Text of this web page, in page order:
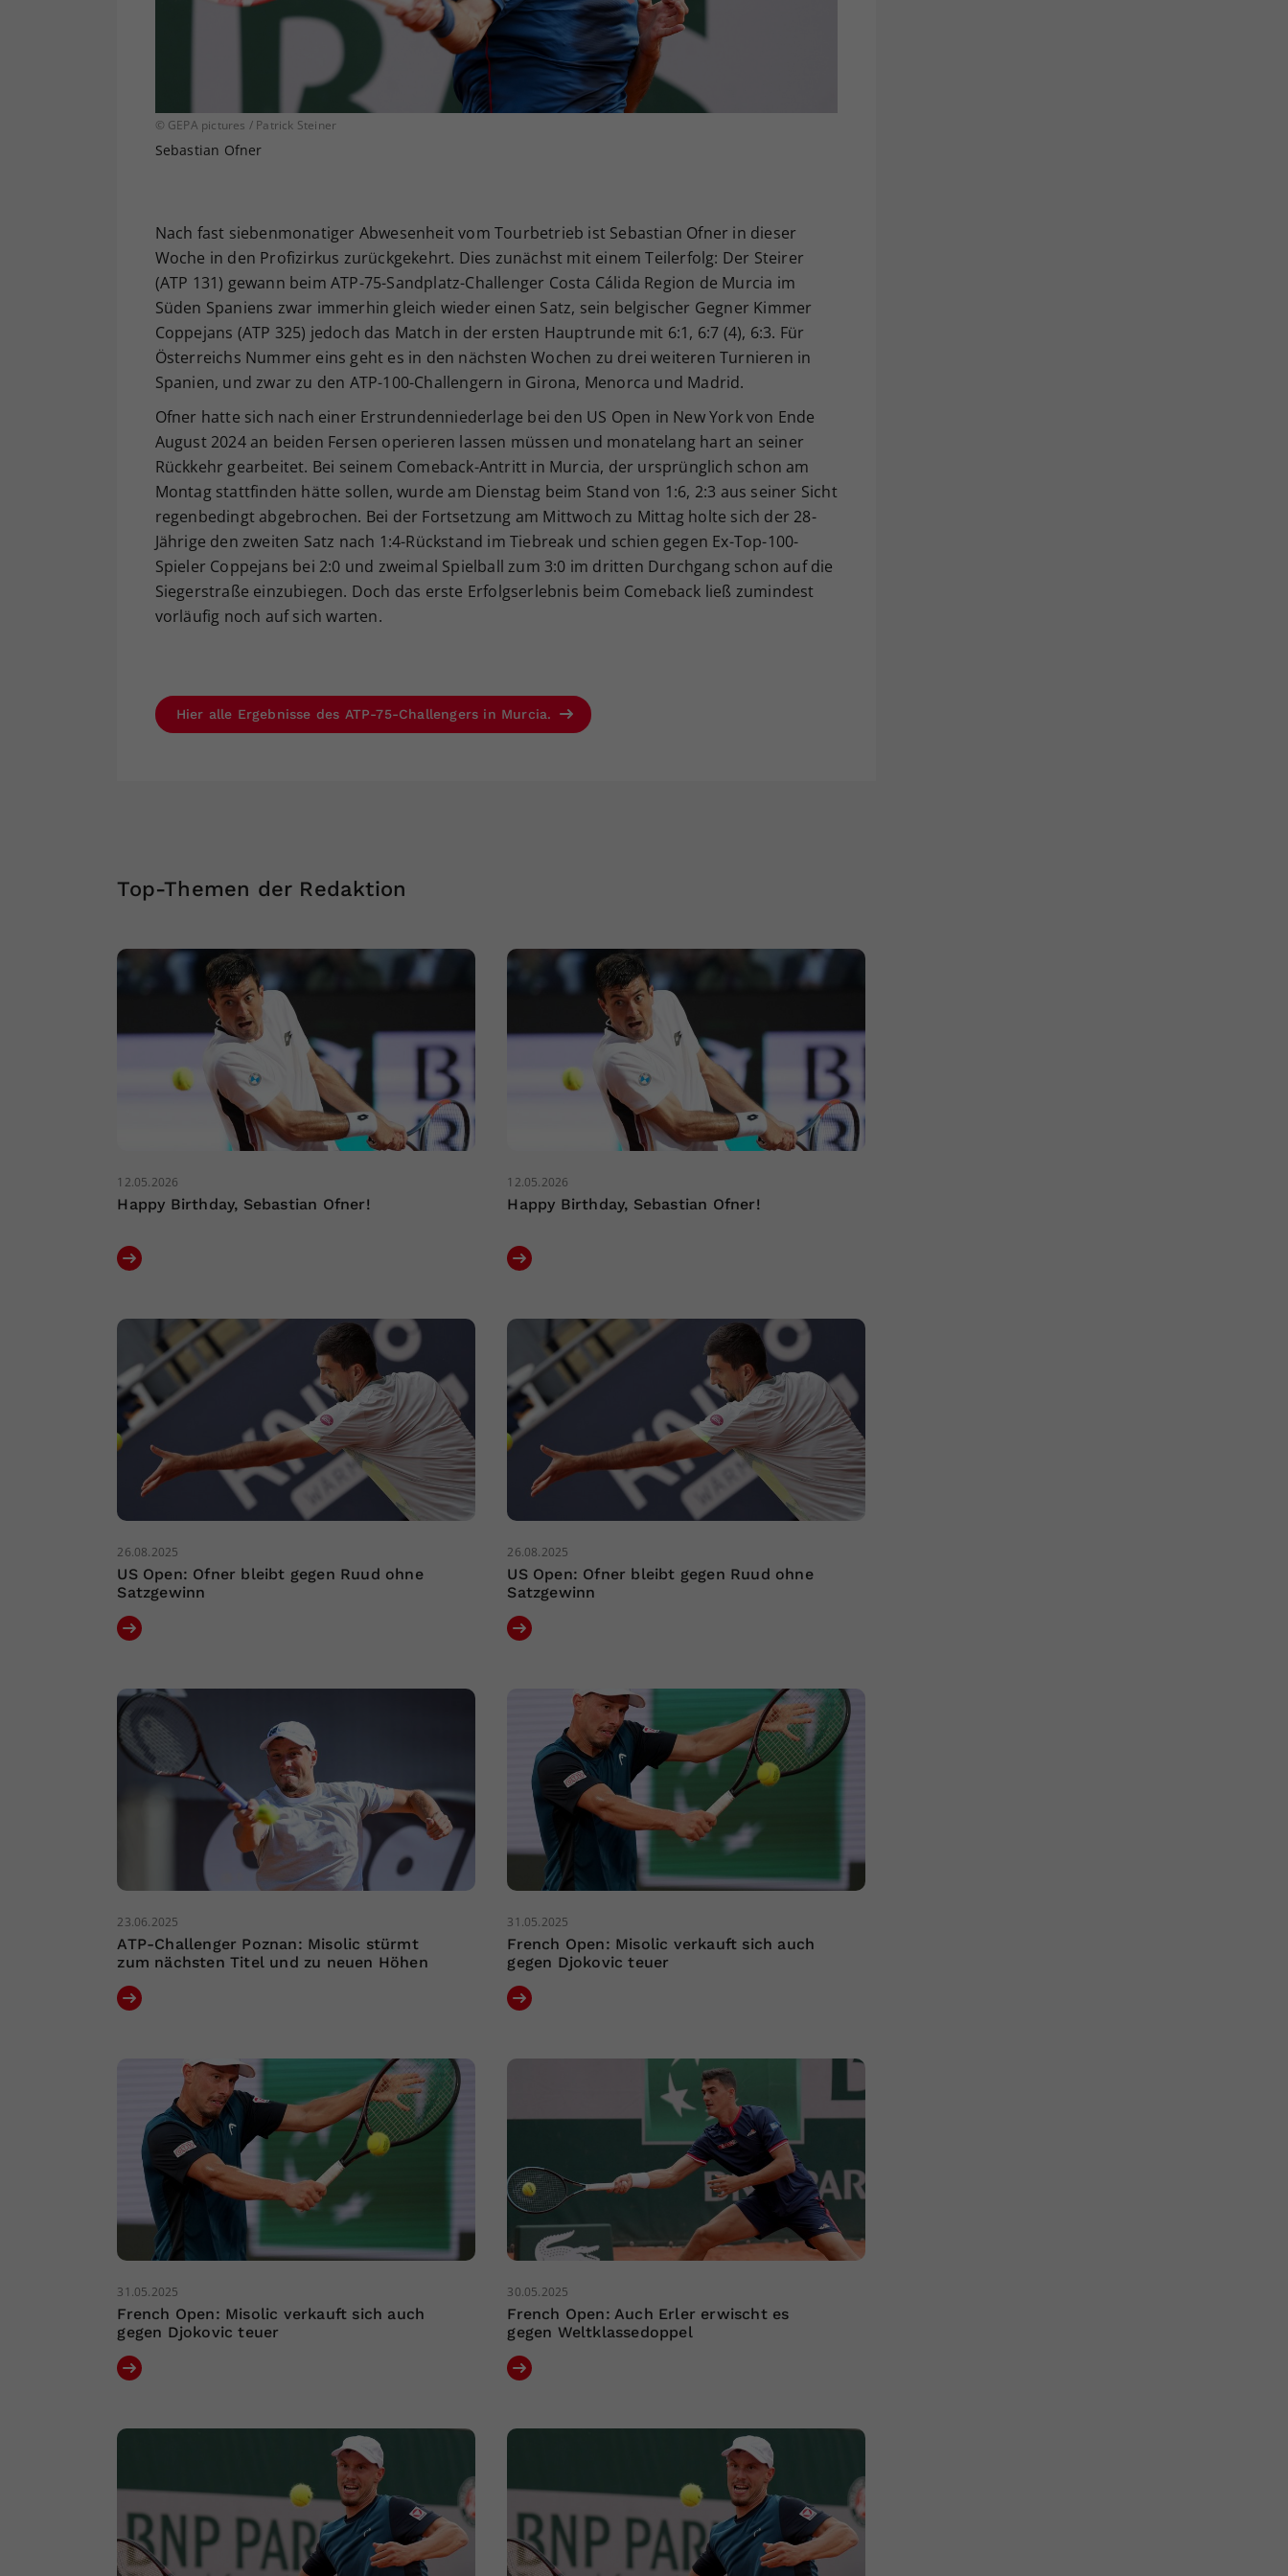
© GEPA pictures / Patrick Steiner
Sebastian Ofner
Nach fast siebenmonatiger Abwesenheit vom Tourbetrieb ist Sebastian Ofner in dieser
Woche in den Profizirkus zurückgekehrt. Dies zunächst mit einem Teilerfolg: Der Steirer
(ATP 131) gewann beim ATP-75-Sandplatz-Challenger Costa Cálida Region de Murcia im
Süden Spaniens zwar immerhin gleich wieder einen Satz, sein belgischer Gegner Kimmer
Coppejans (ATP 325) jedoch das Match in der ersten Hauptrunde mit 6:1, 6:7 (4), 6:3. Für
Österreichs Nummer eins geht es in den nächsten Wochen zu drei weiteren Turnieren in
Spanien, und zwar zu den ATP-100-Challengern in Girona, Menorca und Madrid.
Ofner hatte sich nach einer Erstrundenniederlage bei den US Open in New York von Ende
August 2024 an beiden Fersen operieren lassen müssen und monatelang hart an seiner
Rückkehr gearbeitet. Bei seinem Comeback-Antritt in Murcia, der ursprünglich schon am
Montag stattfinden hätte sollen, wurde am Dienstag beim Stand von 1:6, 2:3 aus seiner Sicht
regenbedingt abgebrochen. Bei der Fortsetzung am Mittwoch zu Mittag holte sich der 28-
Jährige den zweiten Satz nach 1:4-Rückstand im Tiebreak und schien gegen Ex-Top-100-
Spieler Coppejans bei 2:0 und zweimal Spielball zum 3:0 im dritten Durchgang schon auf die
Siegerstraße einzubiegen. Doch das erste Erfolgserlebnis beim Comeback ließ zumindest
vorläufig noch auf sich warten.
Hier alle Ergebnisse des ATP-75-Challengers in Murcia.
Top-Themen der Redaktion
12.05.2026
Happy Birthday, Sebastian Ofner!
12.05.2026
Happy Birthday, Sebastian Ofner!
26.08.2025
US Open: Ofner bleibt gegen Ruud ohne
Satzgewinn
26.08.2025
US Open: Ofner bleibt gegen Ruud ohne
Satzgewinn
23.06.2025
ATP-Challenger Poznan: Misolic stürmt
zum nächsten Titel und zu neuen Höhen
31.05.2025
French Open: Misolic verkauft sich auch
gegen Djokovic teuer
31.05.2025
French Open: Misolic verkauft sich auch
gegen Djokovic teuer
30.05.2025
French Open: Auch Erler erwischt es
gegen Weltklassedoppel
Ihrer vorgenommen Einstellungen, falls der
Webseiten-Betreiber dies eingestellt hat.